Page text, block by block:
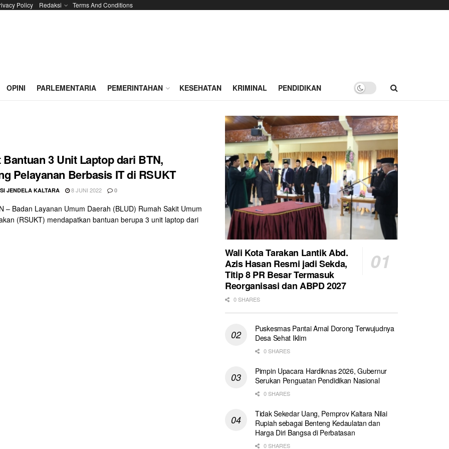
Policy Redaksi Terms And Conditions
OPINI PARLEMENTARIA PEMERINTAHAN KESEHATAN KRIMINAL PENDIDIKAN
Bantuan 3 Unit Laptop dari BTN,
Pelayanan Berbasis IT di RSUKT
JENDELA KALTARA 8 JUNI 2022 0
– Badan Layanan Umum Daerah (BLUD) Rumah Sakit Umum
(RSUKT) mendapatkan bantuan berupa 3 unit laptop dari
Wali Kota Tarakan Lantik Abd.
Azis Hasan Resmi jadi Sekda,
Titip 8 PR Besar Termasuk
Reorganisasi dan ABPD 2027
0 SHARES
Puskesmas Pantai Amal Dorong Terwujudnya
Desa Sehat Iklim
0 SHARES
Pimpin Upacara Hardiknas 2026, Gubernur
Serukan Penguatan Pendidikan Nasional
0 SHARES
Tidak Sekedar Uang, Pemprov Kaltara Nilai
Rupiah sebagai Benteng Kedaulatan dan
Harga Diri Bangsa di Perbatasan
0 SHARES